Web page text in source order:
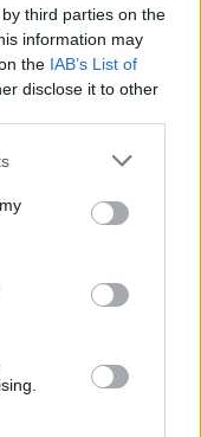
third parties on the
information may
the IAB’s List of
disclose it to other